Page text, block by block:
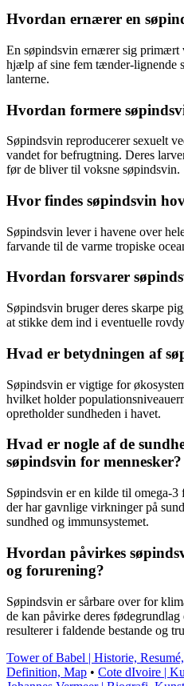
Hvordan ernærer en
En søpindsvin ernærer sig primært
hjælp af sine fem tænder-lignende
lanterne.
Hvordan formere
Søpindsvin reproducerer sexuelt
vandet for befrugtning. Deres
før de bliver til voksne søpindsvin.
Hvor findes søpindsvin
Søpindsvin lever i havene over
farvande til de varme tropiske
Hvordan forsvarer
Søpindsvin bruger deres skarpe
at stikke dem ind i eventuelle
Hvad er betydningen af
Søpindsvin er vigtige for
hvilket holder
opretholder sundheden i havet.
Hvad er nogle af de
søpindsvin for mennesker?
Søpindsvin er en kilde til omega-3
der har gavnlige virkninger på
sundhed og immunsystemet.
Hvordan påvirkes
og forurening?
Søpindsvin er sårbare over for
de kan påvirke deres
resulterer i faldende bestande og
Tower of Babel | Historie,
Definition, Map • Cote dIvoire |